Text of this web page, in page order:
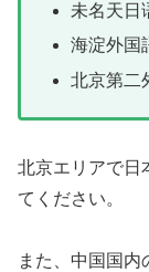
未名天日
海淀外国
北京第二
北京エリアで日
てください。
また、中国国内